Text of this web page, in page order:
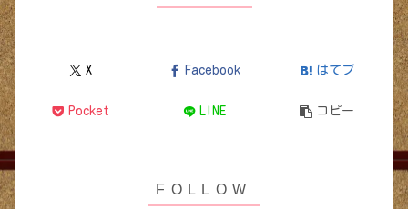
X Facebook はてブ
Pocket LINE コピー